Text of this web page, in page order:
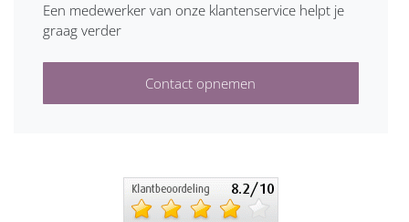
Een medewerker van onze klantenservice helpt je
graag verder
Contact opnemen